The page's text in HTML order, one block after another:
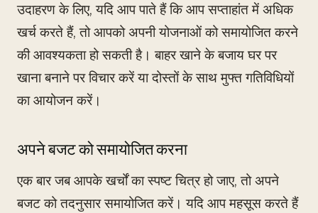
उदाहरण के लिए, यदि आप पाते हैं कि आप सप्ताहांत में अधिक
खर्च करते हैं, तो आपको अपनी योजनाओं को समायोजित करने
की आवश्यकता हो सकती है। बाहर खाने के बजाय घर पर
खाना बनाने पर विचार करें या दोस्तों के साथ मुफ्त गतिविधियों
का आयोजन करें।
अपने बजट को समायोजित करना
एक बार जब आपके खर्चों का स्पष्ट चित्र हो जाए, तो अपने
बजट को तदनुसार समायोजित करें। यदि आप महसूस करते हैं